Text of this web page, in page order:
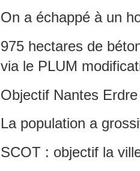
On a échappé à un
975 hectares de
via le PLUM
Objectif Nantes
La population a
SCOT : objectif la